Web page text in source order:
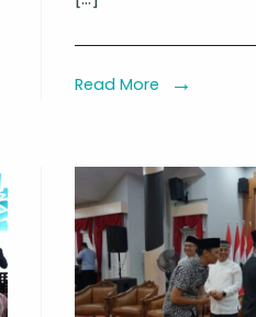
Read More